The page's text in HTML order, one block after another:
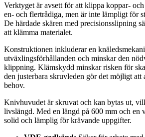
Verktyget är avsett för att klippa koppar-
en- och flertrådiga, men är inte lämpligt för
De härdade skären med precisionsslipning
att klämma materialet.
Konstruktionen inkluderar en
utväxlingsförhållanden och minskar den
klippning. Klämskydd minskar risken för
den justerbara skruvleden gör det möjligt att
behov.
Knivhuvudet är skruvat och kan bytas ut,
livslängd. Med en längd på 600 mm och en
solid och lämplig för krävande uppgifter.